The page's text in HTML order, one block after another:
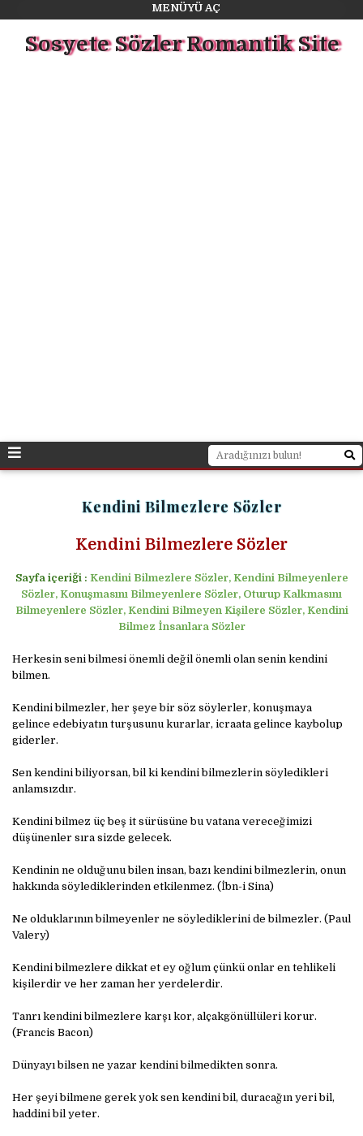
MENÜYÜ AÇ
Sosyete Sözler Romantik Site
Kendini Bilmezlere Sözler
Kendini Bilmezlere Sözler
Sayfa içeriği : Kendini Bilmezlere Sözler, Kendini Bilmeyenlere
Sözler, Konuşmasını Bilmeyenlere Sözler, Oturup Kalkmasını
Bilmeyenlere Sözler, Kendini Bilmeyen Kişilere Sözler, Kendini
Bilmez İnsanlara Sözler
Herkesin seni bilmesi önemli değil önemli olan senin kendini
bilmen.
Kendini bilmezler, her şeye bir söz söylerler, konuşmaya
gelince edebiyatın turşusunu kurarlar, icraata gelince kaybolup
giderler.
Sen kendini biliyorsan, bil ki kendini bilmezlerin söyledikleri
anlamsızdır.
Kendini bilmez üç beş it sürüsüne bu vatana vereceğimizi
düşünenler sıra sizde gelecek.
Kendinin ne olduğunu bilen insan, bazı kendini bilmezlerin, onun
hakkında söylediklerinden etkilenmez. (İbn-i Sina)
Ne olduklarının bilmeyenler ne söylediklerini de bilmezler. (Paul
Valery)
Kendini bilmezlere dikkat et ey oğlum çünkü onlar en tehlikeli
kişilerdir ve her zaman her yerdelerdir.
Tanrı kendini bilmezlere karşı kor, alçakgönüllüleri korur.
(Francis Bacon)
Dünyayı bilsen ne yazar kendini bilmedikten sonra.
Her şeyi bilmene gerek yok sen kendini bil, duracağın yeri bil,
haddini bil yeter.